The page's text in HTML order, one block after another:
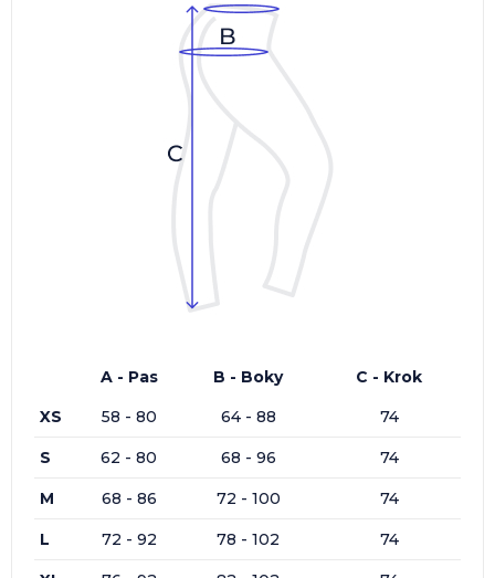
A - Pas B - Boky
C - Krok
XS
58 - 80 64 - 88 74
S 62 - 80 68 - 96 74
M 68 - 86 72 - 100 74
L 72 - 92 78 - 102 74